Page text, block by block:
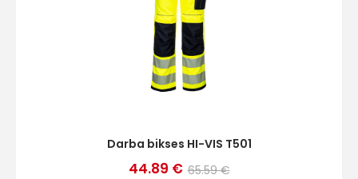
Darba bikses HI-VIS T501
44.89 € 65.59 €